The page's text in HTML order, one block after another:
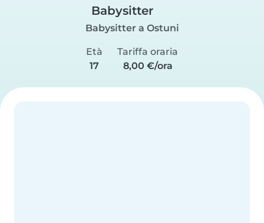
Babysitter
Babysitter a Ostuni
Età
17
Tariffa oraria
8,00 €/ora